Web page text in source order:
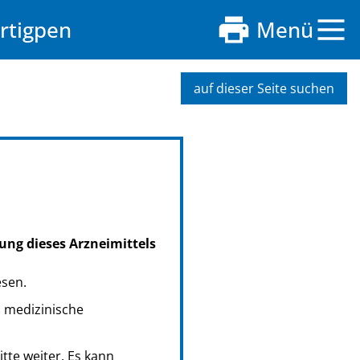
Menü
auf dieser Seite suchen
dieses Arzneimittels
medizinische
weiter. Es kann